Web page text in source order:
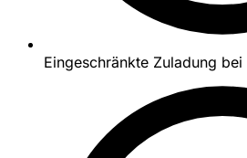
Eingeschränkte Zuladung